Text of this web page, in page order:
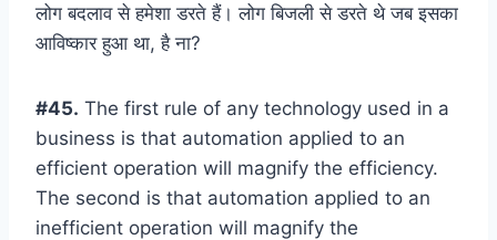
लोग बदलाव से हमेशा डरते हैं। लोग बिजली से डरते थे जब इसका
आविष्कार हुआ था, है ना?
#45. The first rule of any technology used in a
business is that automation applied to an
efficient operation will magnify the efficiency.
The second is that automation applied to an
inefficient operation will magnify the